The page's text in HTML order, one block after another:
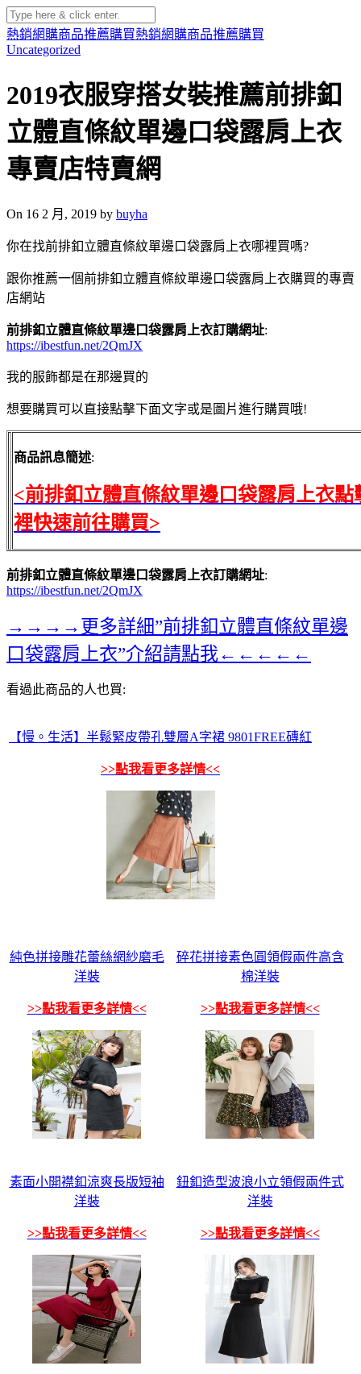
熱銷網購商品推薦購買熱銷網購商品推薦購買
Uncategorized
2019衣服穿搭女裝推薦前排釦
立體直條紋單邊口袋露肩上衣
專賣店特賣網
On 16 2 月, 2019 by buyha
你在找前排釦立體直條紋單邊口袋露肩上衣哪裡買嗎?
跟你推薦一個前排釦立體直條紋單邊口袋露肩上衣購買的專賣
店網站
前排釦立體直條紋單邊口袋露肩上衣訂購網址:
https://ibestfun.net/2QmJX
我的服飾都是在那邊買的
想要購買可以直接點擊下面文字或是圖片進行購買哦!
商品訊息簡述:
<前排釦立體直條紋單邊口袋露肩上衣點
裡快速前往購買>
前排釦立體直條紋單邊口袋露肩上衣訂購網址:
https://ibestfun.net/2QmJX
→→→→更多詳細”前排釦立體直條紋單邊
口袋露肩上衣”介紹請點我←←←←←
看過此商品的人也買:
【慢。生活】半鬆緊皮帶孔雙層A字裙 9801FREE磚紅
>>點我看更多詳情<<
純色拼接雕花蕾絲網紗磨毛
洋裝
>>點我看更多詳情<<
碎花拼接素色圓領假兩件高含
棉洋裝
>>點我看更多詳情<<
素面小開襟釦涼爽長版短袖
洋裝
>>點我看更多詳情<<
鈕釦造型波浪小立領假兩件式
洋裝
>>點我看更多詳情<<